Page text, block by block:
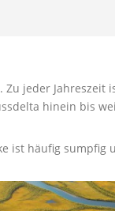
jeder Jahreszeit
hinein bis
ist häufig sumpfig